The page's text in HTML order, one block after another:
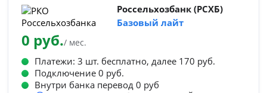
Россельхозбанк (РСХБ)
Базовый лайт
0 руб./ мес.
Платежи: 3 шт. бесплатно, далее 170 руб.
Подключение 0 руб.
Внутри банка перевод 0 руб